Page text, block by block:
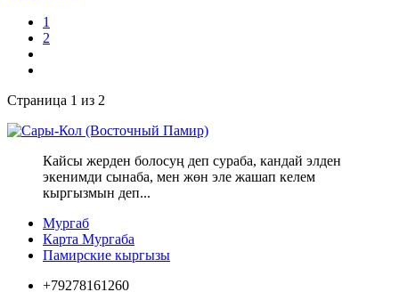
1
2
Страница 1 из 2
Кайсы жерден болосуң деп сураба, кандай элден
экенимди сынаба, мен жөн эле жашап келем
кыргызмын деп...
Мургаб
Карта Мургаба
Памирские кыргызы
+79278161260